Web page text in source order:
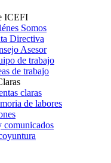
ICEFI
Somos
Directiva
Asesor
de trabajo
de trabajo
claras
de labores
comunicados